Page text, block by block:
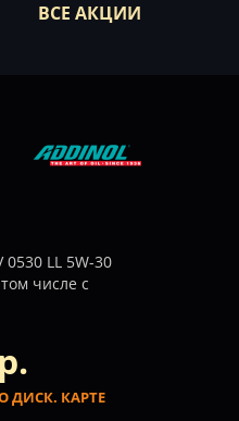
ВСЕ АКЦИИ
LL 5W-30
числе с
ДИСК. КАРТЕ